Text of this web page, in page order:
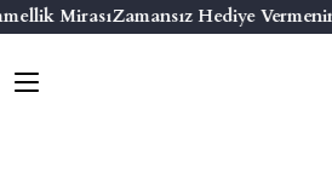
MirasıZamansız Hediye
Geri Dön
Geri Dön
Geri Dön
Geri Dön
Seriler